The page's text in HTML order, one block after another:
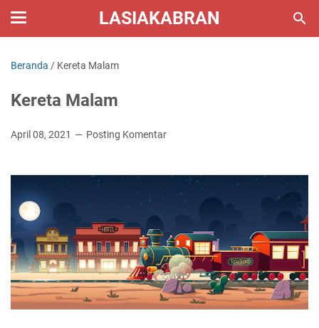
LASIAKABRAN
Beranda / Kereta Malam
Kereta Malam
April 08, 2021 Posting Komentar